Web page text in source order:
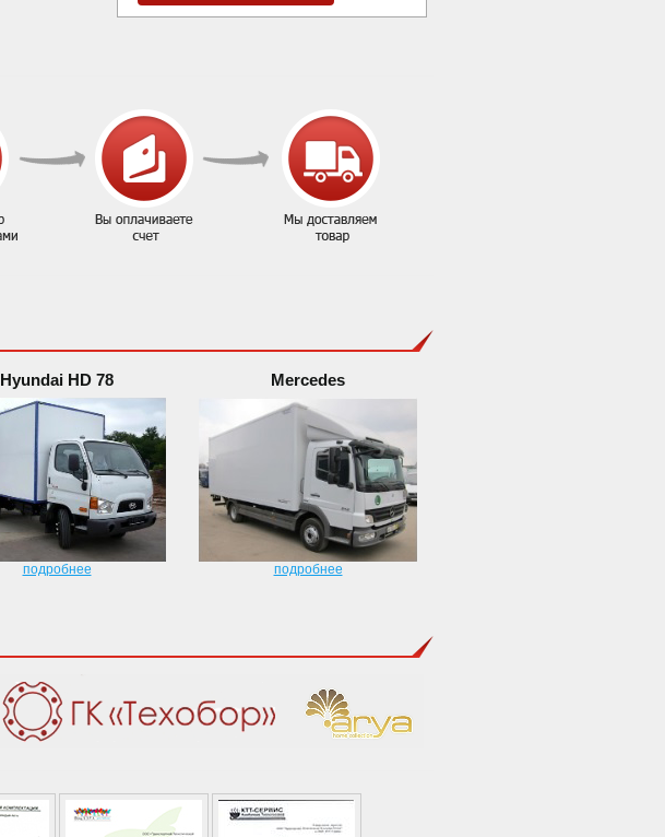
Hyundai HD 78
подробнее
Mercedes
подробнее